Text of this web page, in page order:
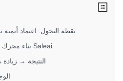
نقطة التحول: اعتماد
بناء محرك مبيعات تصدير تلقائي مع Saleai
النتيجة → زيادة مبيعات